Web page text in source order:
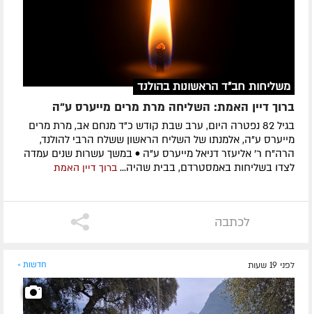
משליחות חב"ד הראשונות בהולנד
ברוך דיין האמת: השליחה מרת מרים מייערס ע"ה
בגיל 82 נפטרה היום, ערב שבת קודש כ"ד מנחם אב, מרת מרים
מייערס ע"ה, אלמנתו של השליח הראשון ששלח הרבי להולנד,
הרה"ח ר' אליעזר דניאל מייערס ע"ה • במשך עשרות שנים עמדה
לצדו בשליחות באמסטרדם, בבית שהיה... ברוך דיין האמת
לכתבה
לפני 19 שעות חדשות »